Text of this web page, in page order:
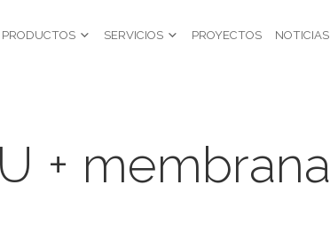
PRODUCTOS SERVICIOS PROYECTOS NOTICIAS
+ membrana